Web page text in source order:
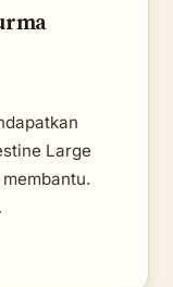
Large